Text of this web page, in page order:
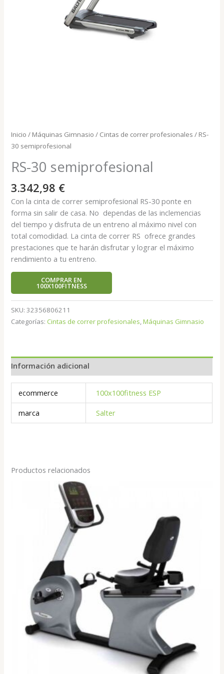
Inicio / Máquinas Gimnasio / Cintas de correr profesionales / RS-
30 semiprofesional
RS-30 semiprofesional
3.342,98 €
Con la cinta de correr semiprofesional RS-30 ponte en
forma sin salir de casa. No dependas de las inclemencias
del tiempo y disfruta de un entreno al máximo nivel con
total comodidad. La cinta de correr RS ofrece grandes
prestaciones que te harán disfrutar y lograr el máximo
rendimiento a tu entreno.
COMPRAR EN
100X100FITNESS
SKU:32356806211
Categorías: Cintas de correr profesionales,Máquinas Gimnasio
Información adicional
ecommerce
100x100fitness ESP
marca
Salter
Productos relacionados